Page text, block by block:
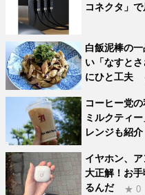
コネクタ」
白飯泥棒の
い「なすと
にひと工夫
コーヒー党
ミルクティ
レンジも紹介
イヤホン、
大正解！お
るんだ
★ 0